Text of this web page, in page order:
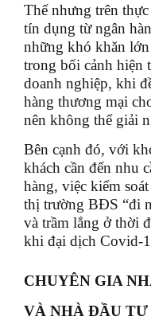
Thế nhưng trên
tín dụng từ ngân
những khó khăn
trong bối cảnh hiện
doanh nghiệp, khi
hàng thương mại
nên không thể giải
Bên cạnh đó, với
khách cần đến nhu
hàng, việc kiểm
thị trường BĐS “đi
và trầm lắng ở thời
khi đại dịch Covid-
CHUYÊN GIA
VÀ NHÀ ĐẦU TƯ